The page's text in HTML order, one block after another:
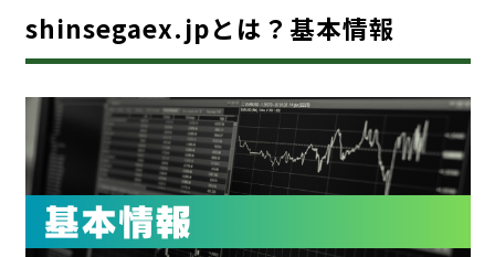
shinsegaex.jpとは？基本情報